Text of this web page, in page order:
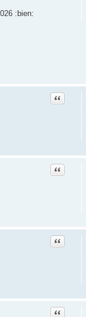
:bien:
Citation
Citation
Citation
Citation